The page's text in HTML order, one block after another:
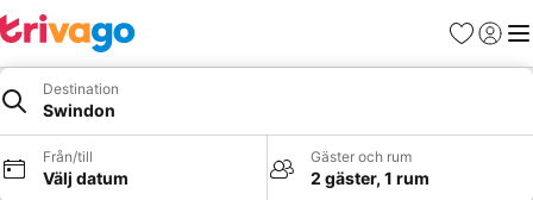
Favoriter
Logga
Destination
Swindon
Från/till
Välj datum
Gäster och rum
2 gäster, 1 rum